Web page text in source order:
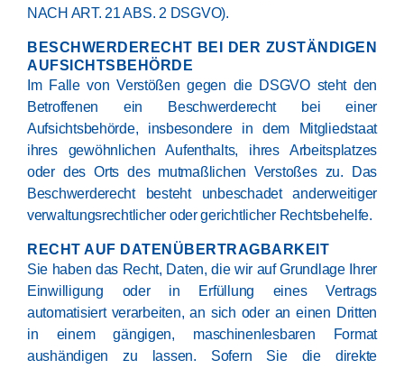
NACH ART. 21 ABS. 2 DSGVO).
BESCHWERDE­RECHT BEI DER ZUSTÄNDIGEN
AUFSICHTS­BEHÖRDE
Im Falle von Verstößen gegen die DSGVO steht den
Betroffenen ein Beschwerderecht bei einer
Aufsichtsbehörde, insbesondere in dem Mitgliedstaat
ihres gewöhnlichen Aufenthalts, ihres Arbeitsplatzes
oder des Orts des mutmaßlichen Verstoßes zu. Das
Beschwerderecht besteht unbeschadet anderweitiger
verwaltungsrechtlicher oder gerichtlicher Rechtsbehelfe.
RECHT AUF DATEN­ÜBERTRAG­BARKEIT
Sie haben das Recht, Daten, die wir auf Grundlage Ihrer
Einwilligung oder in Erfüllung eines Vertrags
automatisiert verarbeiten, an sich oder an einen Dritten
in einem gängigen, maschinenlesbaren Format
aushändigen zu lassen. Sofern Sie die direkte